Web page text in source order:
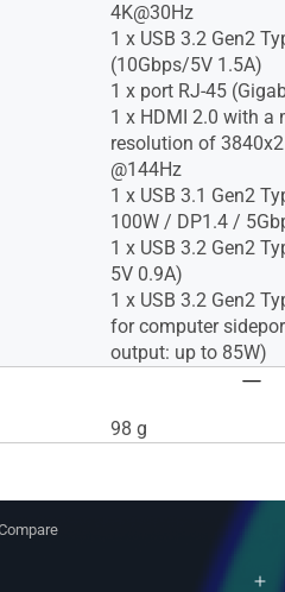
4K@30Hz
1 x USB 3.2 Gen2
(10Gbps/5V 1.5A)
1 x port RJ-45
1 x HDMI 2.0 with a
resolution of
@144Hz
1 x USB 3.1 Gen2
100W / DP1.4 /
1 x USB 3.2 Gen2
5V 0.9A)
1 x USB 3.2 Gen2
for computer
output: up to 85W)
98 g